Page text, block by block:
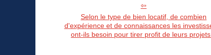
Selon le type de bien locatif, de combien
d'expérience et de connaissances les
ont-ils besoin pour tirer profit de leurs